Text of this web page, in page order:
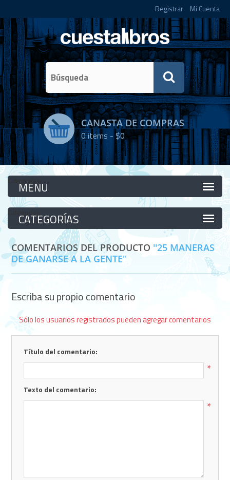
Registrar Mi Cuenta
CANASTA DE COMPRAS
0items -$0
Categorías
Categorías
COMENTARIOS DEL PRODUCTO
25 MANERAS
DE GANARSE A LA GENTE
Escriba su propio comentario
Sólo los usuarios registrados pueden agregar comentarios
Título del comentario:
*
Texto del comentario:
*